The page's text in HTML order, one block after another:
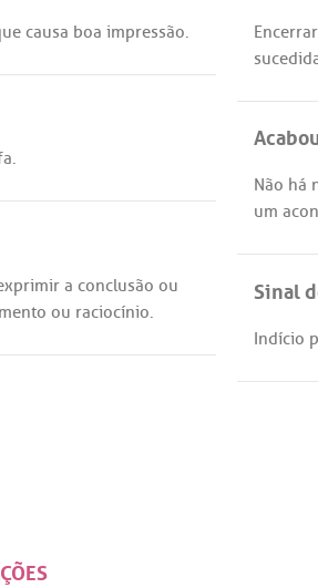
causa boa impressão. Encerrar
.
Não há
um
a conclusão ou
ou raciocínio.
Sinal
Indício